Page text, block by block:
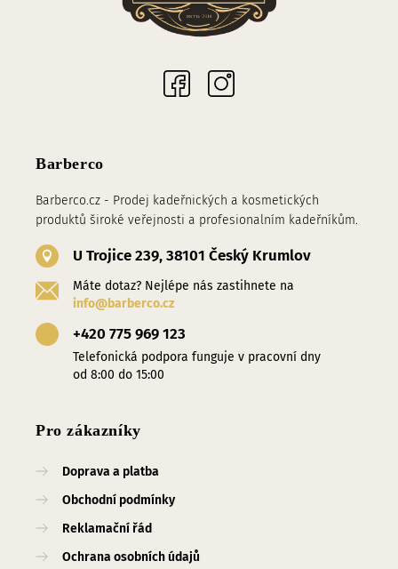
Barberco
Barberco.cz - Prodej kadeřnických a kosmetických
produktů široké veřejnosti a profesionalním kadeřníkům.
U Trojice 239, 38101 Český Krumlov
Máte dotaz? Nejlépe nás zastihnete na
info@barberco.cz
+420 775 969 123
Telefonická podpora funguje v pracovní dny
od 8:00 do 15:00
Pro zákazníky
Doprava a platba
Obchodní podmínky
Reklamační řád
Ochrana osobních údajů